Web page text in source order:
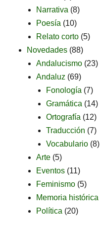
Narrativa (8)
Poesía (10)
Relato corto (5)
Novedades(88)
Andalucismo (23)
Andaluz (69)
Fonología (7)
Gramática (14)
Ortografía (12)
Traducción (7)
Vocabulario(8)
Arte (5)
Eventos (11)
Feminismo (5)
Memoria histórica
Política (20)